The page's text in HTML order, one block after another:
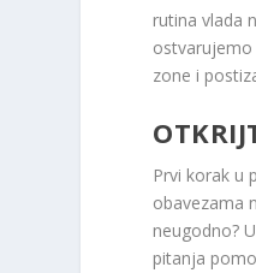
rutina vlada
zone i
Prvi korak u
obavezama
neugodno?
pitanja